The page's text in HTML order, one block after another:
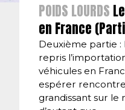
POIDS LOURDS
en France
Deuxième partie :
repris
véhicules en
espérer
grandissant sur le